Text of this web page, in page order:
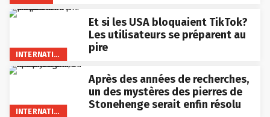
INTERNATIONAL
Et si les USA bloquaient TikTok?
Les utilisateurs se préparent au
pire
INTERNATIONAL
Après des années de recherches,
un des mystères des pierres de
Stonehenge serait enfin résolu